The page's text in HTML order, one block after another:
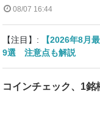
08/07 16:44
【注目】:
【2026年8月
9選 注意点も解説
コインチェック、1銘